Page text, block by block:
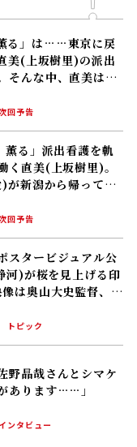
る」は……東京に戻
美(上坂樹里)の派出
そんな中、直美は自
を始める
回予告
る」派出看護を軌
く直美(上坂樹里)。
が新潟から帰ってく
回予告
スタービジュアル公
河)が桜を見上げる印
は奥山大史監督、語
年度後期放送
トピック
野晶哉さんとシマケ
あります……」
ンタビュー